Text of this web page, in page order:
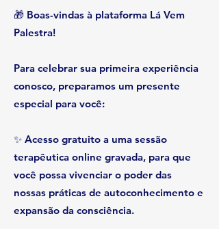
🎁 Boas-vindas à plataforma Lá Vem
Palestra!
Para celebrar sua primeira experiência
conosco, preparamos um presente
especial para você:
✨ Acesso gratuito a uma sessão
terapêutica online gravada, para que
você possa vivenciar o poder das
nossas práticas de autoconhecimento e
expansão da consciência.